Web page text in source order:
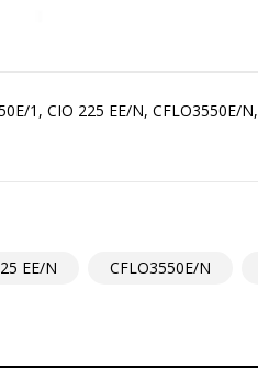
1, CIO 225 EE/N, CFLO3550E/N,
EE/N CFLO3550E/N